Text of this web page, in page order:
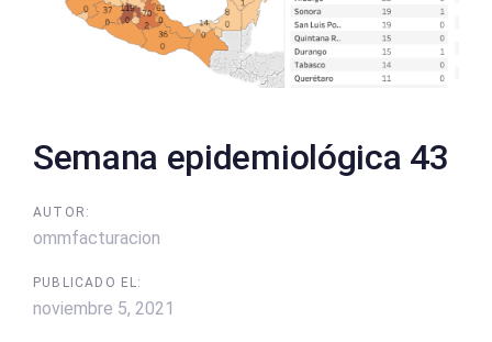
Semana epidemiológica 43
AUTOR:
ommfacturacion
PUBLICADO EL:
noviembre 5, 2021